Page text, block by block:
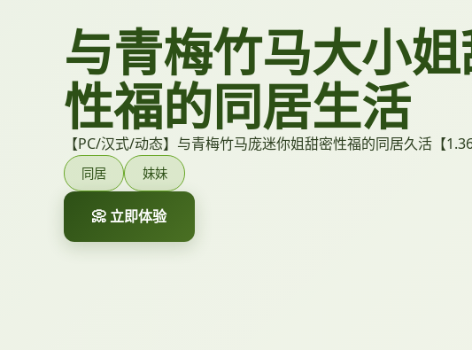
与青梅竹马大小
性福的同居生活
【PC/汉式/动态】与青梅竹马庞迷你姐甜密性福的同居久活【
同居 妹妹
📀 立即体验